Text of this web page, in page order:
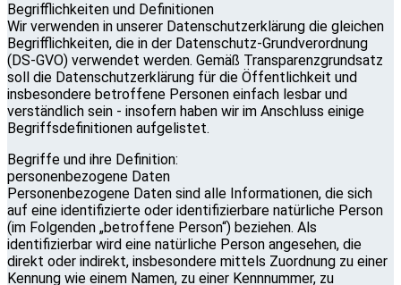
Begrifflichkeiten und Definitionen
Wir verwenden in unserer Datenschutzerklärung die gleichen
Begrifflichkeiten, die in der Datenschutz-Grundverordnung
(DS-GVO) verwendet werden. Gemäß Transparenzgrundsatz
soll die Datenschutzerklärung für die Öffentlichkeit und
insbesondere betroffene Personen einfach lesbar und
verständlich sein - insofern haben wir im Anschluss einige
Begriffsdefinitionen aufgelistet.
Begriffe und ihre Definition:
personenbezogene Daten
Personenbezogene Daten sind alle Informationen, die sich
auf eine identifizierte oder identifizierbare natürliche Person
(im Folgenden „betroffene Person“) beziehen. Als
identifizierbar wird eine natürliche Person angesehen, die
direkt oder indirekt, insbesondere mittels Zuordnung zu einer
Kennung wie einem Namen, zu einer Kennnummer, zu